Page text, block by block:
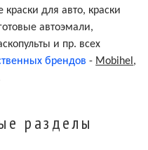
для авто, краски
автоэмали,
и пр. всех
брендов - Mobihel ,
разделы